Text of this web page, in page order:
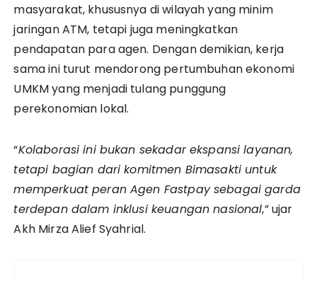
masyarakat, khususnya di wilayah yang minim
jaringan ATM, tetapi juga meningkatkan
pendapatan para agen. Dengan demikian, kerja
sama ini turut mendorong pertumbuhan ekonomi
UMKM yang menjadi tulang punggung
perekonomian lokal.
“Kolaborasi ini bukan sekadar ekspansi layanan,
tetapi bagian dari komitmen Bimasakti untuk
memperkuat peran Agen Fastpay sebagai garda
terdepan dalam inklusi keuangan nasional,” ujar
Akh Mirza Alief Syahrial.